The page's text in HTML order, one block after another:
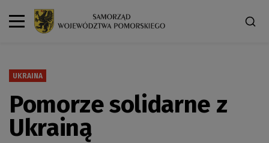
UKRAINA
Pomorze solidarne z
Ukrainą